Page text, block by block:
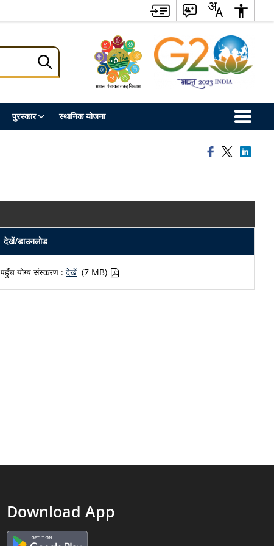
पुरस्कार स्थानिक योजना
देखें/डाउनलोड
पहुँच योग्य संस्करण : देखें (7 MB)
Download App